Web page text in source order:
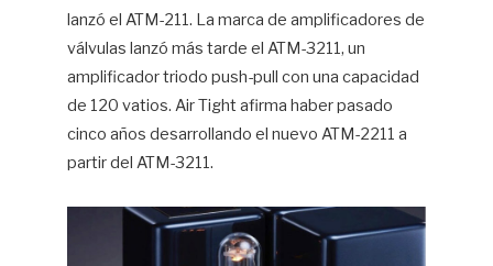
lanzó el ATM-211. La marca de amplificadores de
válvulas lanzó más tarde el ATM-3211, un
amplificador triodo push-pull con una capacidad
de 120 vatios. Air Tight afirma haber pasado
cinco años desarrollando el nuevo ATM-2211 a
partir del ATM-3211.